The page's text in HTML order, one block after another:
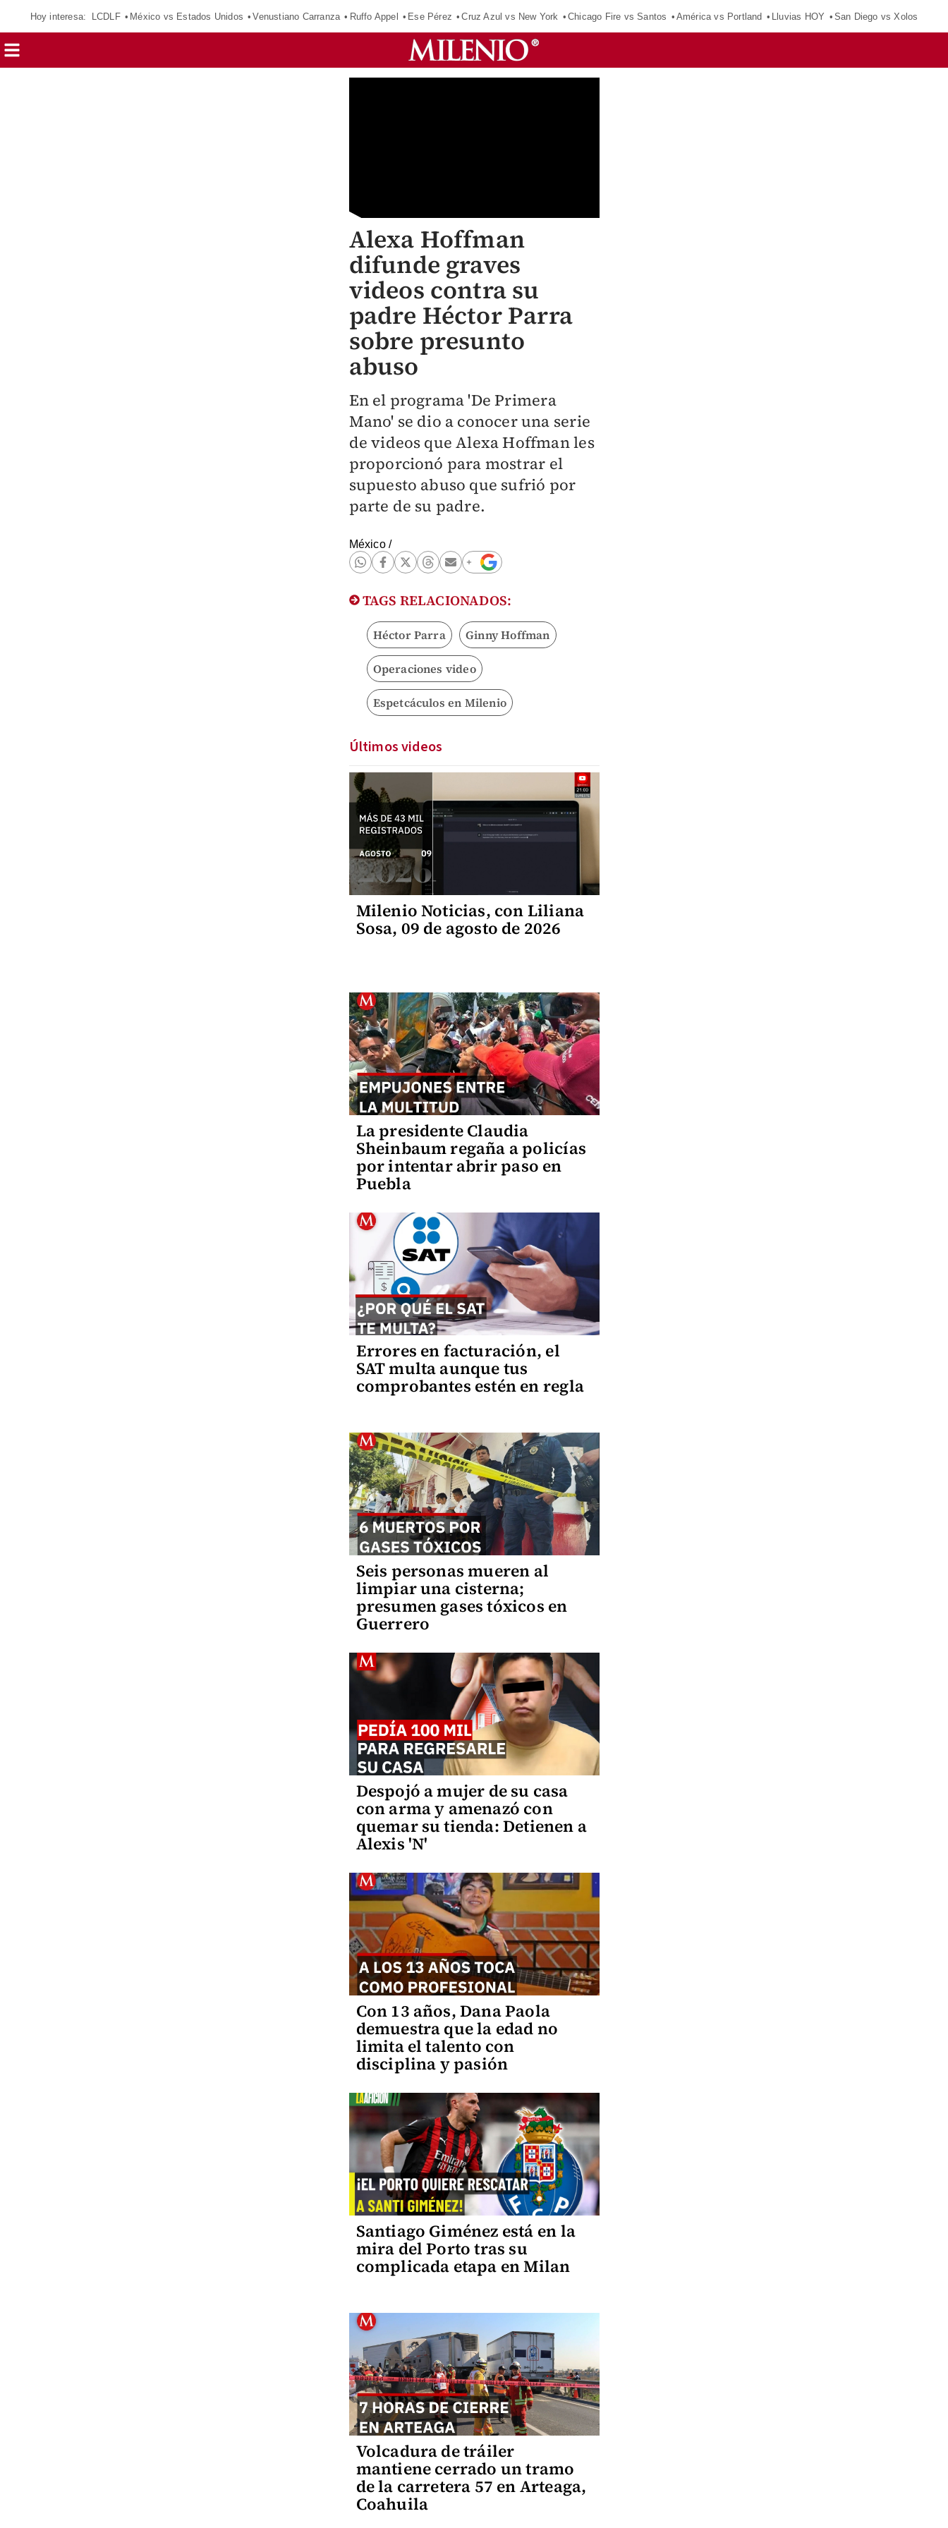
Hoy interesa: LCDLF México vs Estados Unidos Venustiano Carranza Ruffo Appel Ese Pérez Cruz Azul vs New York Chicago Fire vs Santos América vs Portland Lluvias HOY San Diego vs Xolos
Alexa Hoffman
difunde graves
videos contra su
padre Héctor Parra
sobre presunto
abuso
En el programa 'De Primera
Mano' se dio a conocer una serie
de videos que Alexa Hoffman les
proporcionó para mostrar el
supuesto abuso que sufrió por
parte de su padre.
México/
TAGS RELACIONADOS:
Héctor Parra Ginny Hoffman
Operaciones video
Espetcáculos en Milenio
Últimos videos
Milenio Noticias, con Liliana
Sosa, 09 de agosto de 2026
La presidente Claudia
Sheinbaum regaña a policías
por intentar abrir paso en
Puebla
Errores en facturación, el
SAT multa aunque tus
comprobantes estén en regla
Seis personas mueren al
limpiar una cisterna;
presumen gases tóxicos en
Guerrero
Despojó a mujer de su casa
con arma y amenazó con
quemar su tienda: Detienen a
Alexis 'N'
Con 13 años, Dana Paola
demuestra que la edad no
limita el talento con
disciplina y pasión
Santiago Giménez está en la
mira del Porto tras su
complicada etapa en Milan
Volcadura de tráiler
mantiene cerrado un tramo
de la carretera 57 en Arteaga,
Coahuila